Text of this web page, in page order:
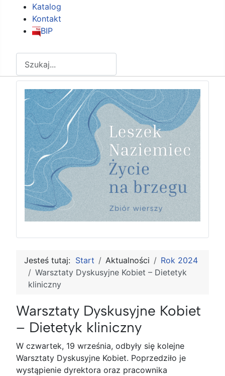
Katalog
Kontakt
BIP
Jesteś tutaj: Start Aktualności
Rok 2024
Warsztaty Dyskusyjne Kobiet – Dietetyk
kliniczny
Warsztaty Dyskusyjne Kobiet
– Dietetyk kliniczny
W czwartek, 19 września, odbyły się kolejne
Warsztaty Dyskusyjne Kobiet. Poprzedziło je
wystąpienie dyrektora oraz pracownika